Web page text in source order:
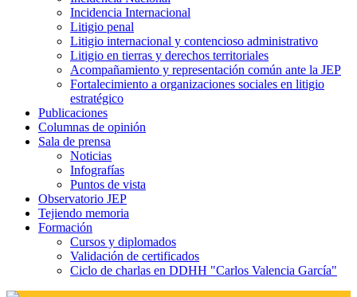
Incidencia Internacional
Litigio penal
Litigio internacional y contencioso administrativo
Litigio en tierras y derechos territoriales
Acompañamiento y representación común ante la JEP
Fortalecimiento a organizaciones sociales en litigio
estratégico
Publicaciones
Columnas de opinión
Sala de prensa
Noticias
Infografías
Puntos de vista
Observatorio JEP
Tejiendo memoria
Formación
Cursos y diplomados
Validación de certificados
Ciclo de charlas en DDHH "Carlos Valencia García"